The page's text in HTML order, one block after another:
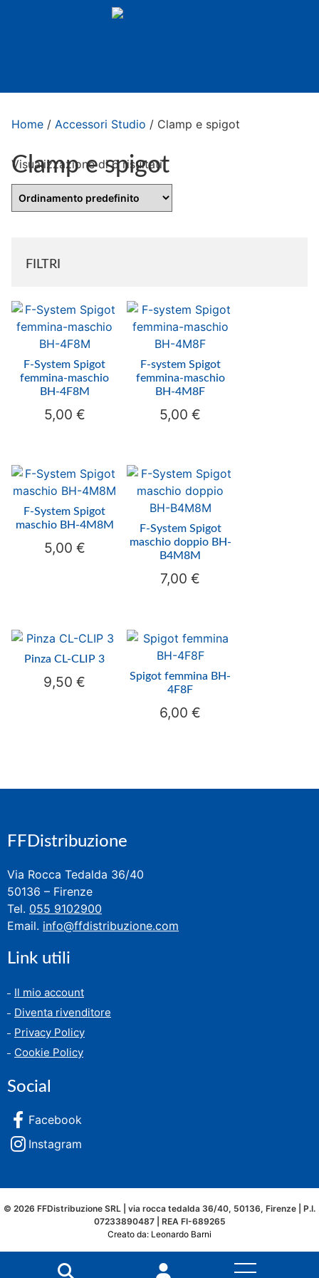
Home / Accessori Studio / Clamp e spigot
Clamp e spigot
Visualizzazione di 6 risultati
FILTRI
F-System Spigot
femmina-maschio
BH-4F8M
5,00 €
F-system Spigot
femmina-maschio
BH-4M8F
5,00€
F-System Spigot
maschio BH-4M8M
5,00 €
F-System Spigot
maschio doppio BH-
B4M8M
7,00€
Pinza CL-CLIP 3
9,50€
Spigot femmina BH-
4F8F
6,00€
FFDistribuzione
Via Rocca Tedalda 36/40
50136 – Firenze
Tel. 055 9102900
Email. info@ffdistribuzione.com
Link utili
Il mio account
Diventa rivenditore
Privacy Policy
Cookie Policy
Social
Facebook
Instagram
© 2026 FFDistribuzione SRL | via rocca tedalda 36/40, 50136, Firenze | P.I.
07233890487 | REA FI-689265
Creato da: Leonardo Barni